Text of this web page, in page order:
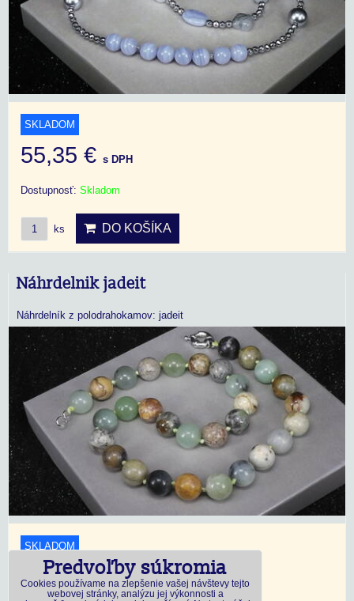
SKLADOM
55,35 € s DPH
Dostupnosť: Skladom
ks DO KOŠÍKA
Náhrdelnik jadeit
Náhrdelník z polodrahokamov: jadeit
SKLADOM
18,45 €s DPH
Predvoľby súkromia
Cookies používame na zlepšenie vašej návštevy tejto
webovej stránky, analýzu jej výkonnosti a